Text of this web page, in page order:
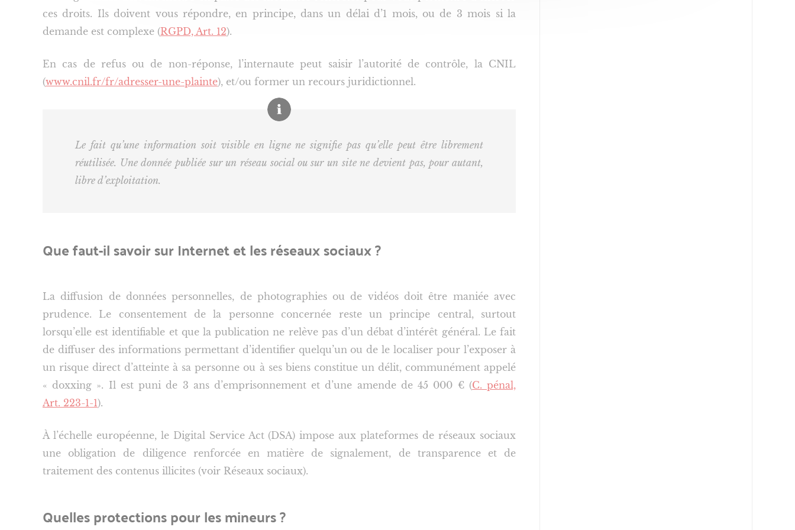
ces droits. Ils doivent vous répondre, en principe, dans un délai d’1 mois, ou de 3 mois si la
demande est complexe (RGPD, Art. 12).
En cas de refus ou de non-réponse, l’internaute peut saisir l’autorité de contrôle, la CNIL
(www.cnil.fr/fr/adresser-une-plainte), et/ou former un recours juridictionnel.
Le fait qu’une information soit visible en ligne ne signifie pas qu’elle peut être librement
réutilisée. Une donnée publiée sur un réseau social ou sur un site ne devient pas, pour autant,
libre d’exploitation.
Que faut-il savoir sur Internet et les réseaux sociaux ?
La diffusion de données personnelles, de photographies ou de vidéos doit être maniée avec
prudence. Le consentement de la personne concernée reste un principe central, surtout
lorsqu’elle est identifiable et que la publication ne relève pas d’un débat d’intérêt général. Le fait
de diffuser des informations permettant d’identifier quelqu’un ou de le localiser pour l’exposer à
un risque direct d’atteinte à sa personne ou à ses biens constitue un délit, communément appelé
« doxxing ». Il est puni de 3 ans d’emprisonnement et d’une amende de 45 000 € (C. pénal,
Art. 223-1-1).
À l’échelle européenne, le Digital Service Act (DSA) impose aux plateformes de réseaux sociaux
une obligation de diligence renforcée en matière de signalement, de transparence et de
traitement des contenus illicites (voir Réseaux sociaux).
Quelles protections pour les mineurs ?